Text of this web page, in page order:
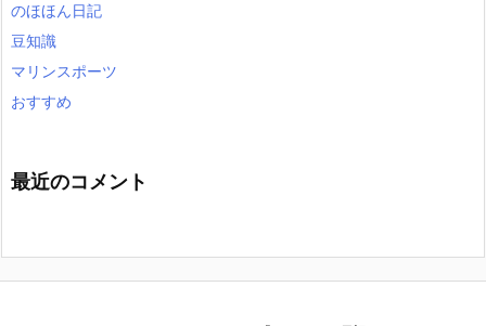
のほほん日記
豆知識
マリンスポーツ
おすすめ
最近のコメント